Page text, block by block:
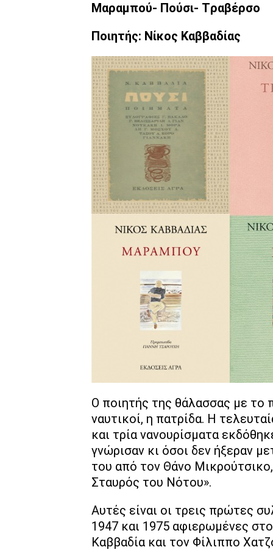
Μαραμπού- Πούσι- Tραβέρσο
Ποιητής: Νίκος Καββαδίας
Ο ποιητής της θάλασσας με το
ναυτικοί, η πατρίδα. Η
και τρία νανουρίσματα
γνώρισαν κι όσοι δεν ήξεραν
του από τον Θάνο
Σταυρός του Νότου».
Αυτές είναι οι τρεις πρώτες
1947 και 1975 αφιερωμένες
Καββαδία και τον Φίλιππο